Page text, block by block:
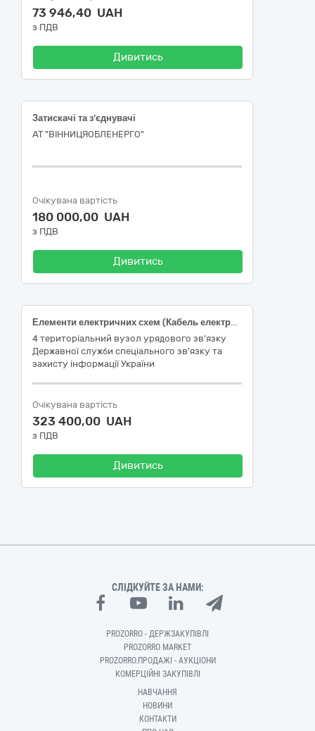
73 946,40 UAH
з ПДВ
Дивитись
Затискачі та з’єднувачі
АТ "ВІННИЦЯОБЛЕНЕРГО"
Очікувана вартість
180 000,00 UAH
з ПДВ
Дивитись
Елементи електричних схем (Кабель електроживлення на металевій котушці (50 м)
4 територіальний вузол урядового зв'язку
Державної служби спеціального зв'язку та
захисту інформації України
Очікувана вартість
323 400,00 UAH
з ПДВ
Дивитись
СЛІДКУЙТЕ ЗА НАМИ:
PROZORRO - ДЕРЖЗАКУПІВЛІ
PROZORRO MARKET
PROZORRO.ПРОДАЖІ - АУКЦІОНИ
КОМЕРЦІЙНІ ЗАКУПІВЛІ
НАВЧАННЯ
НОВИНИ
КОНТАКТИ